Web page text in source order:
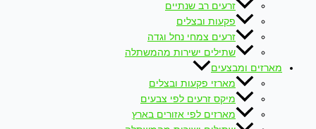
זרעים רב שנתיים
פקעות ובצלים
זרעים צמחי נחל וגדה
שתילים ישירות מהמשתלה
מארזים ומבצעים
מארזי פקעות ובצלים
מיקס זרעים לפי צבעים
מארזים לפי אזורים בארץ